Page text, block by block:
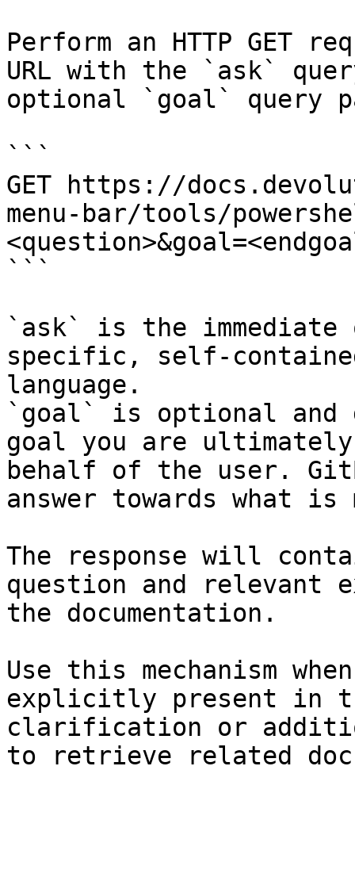
Perform an HTTP GET
URL with the `ask`
optional `goal` query
```
GET https://
menu-bar/tools/
```
`ask` is the
specific, self-
language.
`goal` is optional and
goal you are
behalf of the user.
answer towards what
The response will
question and relevant
the documentation.
Use this mechanism
explicitly present in
clarification or